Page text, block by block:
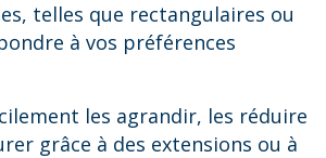
telles que rectangulaires ou
à vos préférences
les agrandir, les réduire
grâce à des extensions ou à